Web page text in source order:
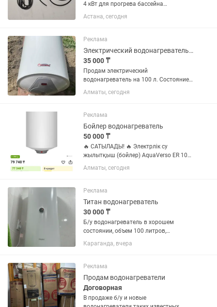
4 кВт для прогрева бассейна
,металлическая трубка диаметр 13
кабель 1 метра ,производство России
наличии 3кВт,4 кВт трубка...
Астана, сегодня
Реклама
Электрический водонагреватель 100 л
35 000 ₸
Продам электрический
водонагреватель на 100 л. Состояние
отличное. Демонтировали
самостоятельно очень аккуратно.
Алматы, сегодня
Реклама
Бойлер водонагреватель
50 000 ₸
🔥 САТЫЛАДЫ! 🔥 Электрлік су
жылытқыш (бойлер) AquaVerso ER 105
V ✅ Көлемі – 105 литр ✅ Тік
(вертикалды) орнатылады ✅ Үлкен
қорабында ашылмаған су жаңа
Алматы, сегодня
Реклама
Титан водонагреватель
30 000 ₸
Б/у водонагреватель в хорошем
состоянии, объем 100 литров,
самовывоз
Караганда, вчера
Реклама
Продам водонагреватели
Договорная
В продаже б/у и новые